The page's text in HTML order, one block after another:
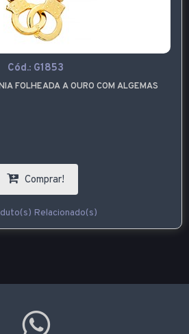
Cód.: G1853
FOLHEADA A OURO COM ALGEMAS
Comprar!
Relacionado(s)